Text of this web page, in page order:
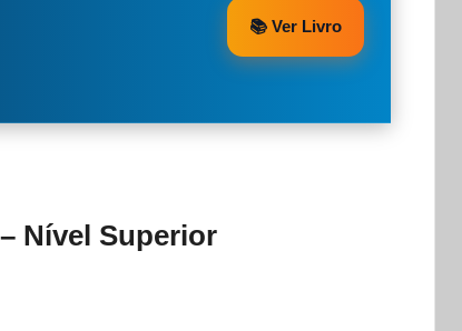
📚 Ver Livro
Nível Superior